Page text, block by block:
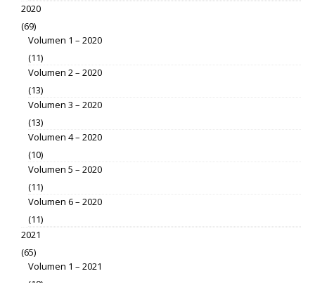
2020
(69)
Volumen 1 – 2020
(11)
Volumen 2 – 2020
(13)
Volumen 3 – 2020
(13)
Volumen 4 – 2020
(10)
Volumen 5 – 2020
(11)
Volumen 6 – 2020
(11)
2021
(65)
Volumen 1 – 2021